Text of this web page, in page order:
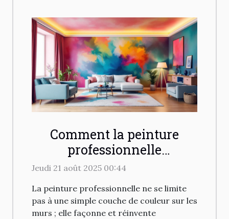
Comment la peinture
professionnelle
transforme-t-elle les
Jeudi 21 août 2025 00:44
La peinture professionnelle ne se limite
pas à une simple couche de couleur sur les
murs ; elle façonne et réinvente